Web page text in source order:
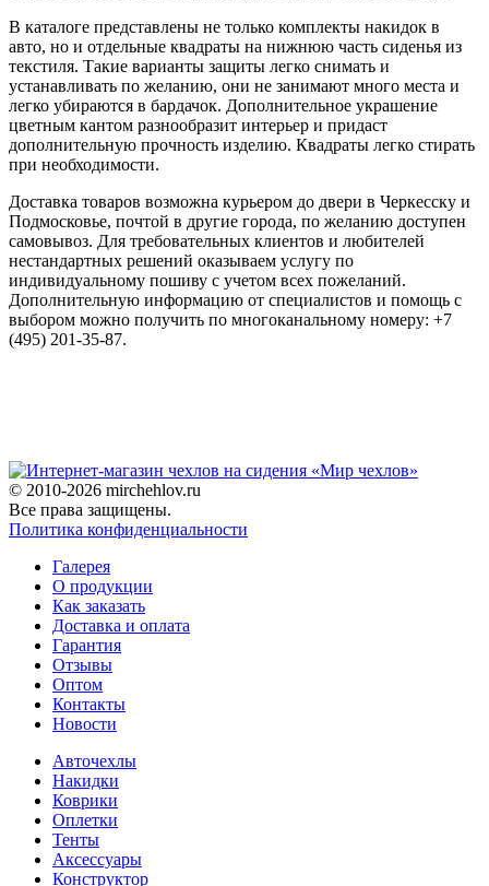
В каталоге представлены не только комплекты накидок в
авто, но и отдельные квадраты на нижнюю часть сиденья из
текстиля. Такие варианты защиты легко снимать и
устанавливать по желанию, они не занимают много места и
легко убираются в бардачок. Дополнительное украшение
цветным кантом разнообразит интерьер и придаст
дополнительную прочность изделию. Квадраты легко стирать
при необходимости.
Доставка товаров возможна курьером до двери в Черкесску и
Подмосковье, почтой в другие города, по желанию доступен
самовывоз. Для требовательных клиентов и любителей
нестандартных решений оказываем услугу по
индивидуальному пошиву с учетом всех пожеланий.
Дополнительную информацию от специалистов и помощь с
выбором можно получить по многоканальному номеру: +7
(495) 201-35-87.
© 2010-2026 mirchehlov.ru
Все права защищены.
Политика конфиденциальности
Галерея
О продукции
Как заказать
Доставка и оплата
Гарантия
Отзывы
Оптом
Контакты
Новости
Авточехлы
Накидки
Коврики
Оплетки
Тенты
Аксессуары
Конструктор